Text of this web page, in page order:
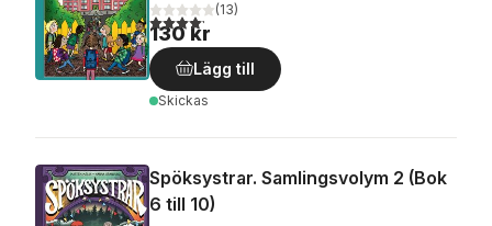
4,2utav 5 stjärnor. Totalt antal röster:
(13)
130 kr
Lägg till
Skickas
Spöksystrar. Samlingsvolym 2 (Bok
6 till 10)